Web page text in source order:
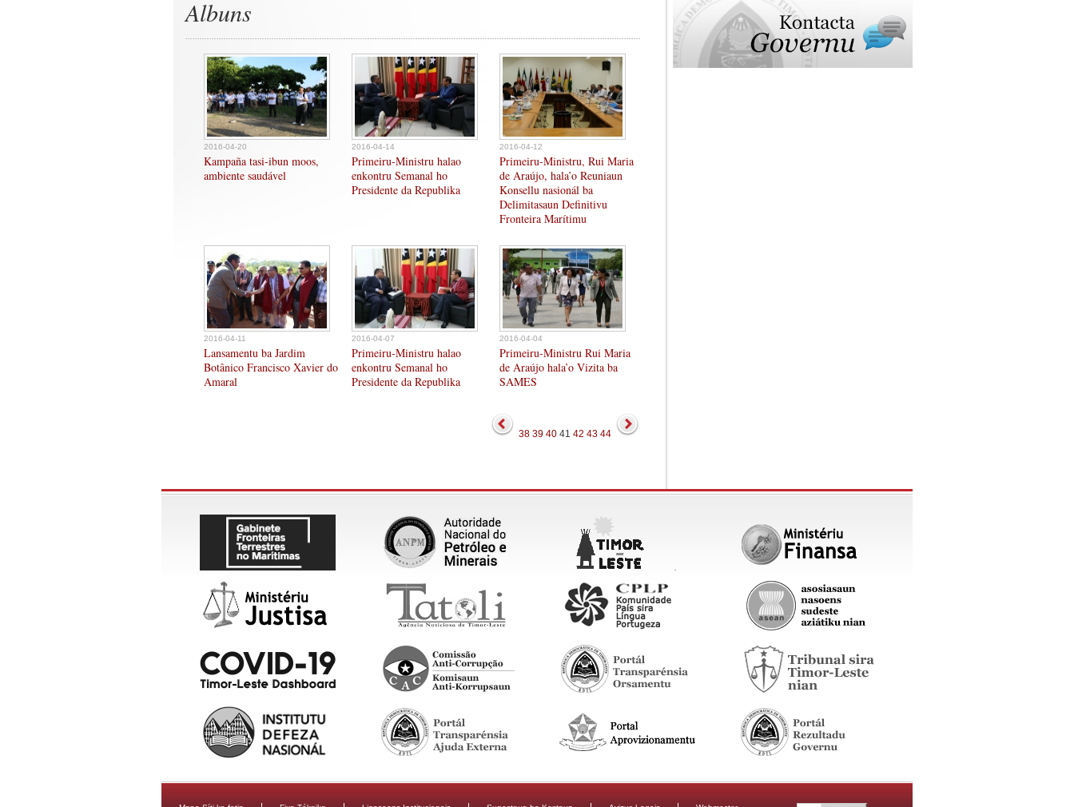
Albuns
2016-04-20
Kampaña tasi-ibun moos,
ambiente saudável
2016-04-14
Primeiru-Ministru halao
enkontru Semanal ho
Presidente da Republika
2016-04-12
Primeiru-Ministru, Rui Maria
de Araújo, hala’o Reuniaun
Konsellu nasionál ba
Delimitasaun Definitivu
Fronteira Marítimu
2016-04-11
Lansamentu ba Jardim
Botânico Francisco Xavier do
Amaral
2016-04-07
Primeiru-Ministru halao
enkontru Semanal ho
Presidente da Republika
2016-04-04
Primeiru-Ministru Rui Maria
de Araújo hala’o Vizita ba
SAMES
38 39 40 41 42 43 44